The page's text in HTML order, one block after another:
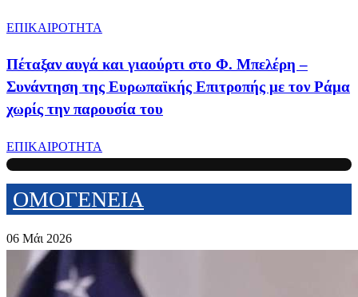
ΕΠΙΚΑΙΡΟΤΗΤΑ
Πέταξαν αυγά και γιαούρτι στο Φ. Μπελέρη –
Συνάντηση της Ευρωπαϊκής Επιτροπής με τον Ράμα
χωρίς την παρουσία του
ΕΠΙΚΑΙΡΟΤΗΤΑ
ΟΜΟΓΕΝΕΙΑ
06 Μάι 2026